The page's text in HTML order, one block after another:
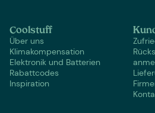
Coolstuff
Über uns
Klimakompensation
Elektronik und Batterien
Rabattcodes
Inspiration